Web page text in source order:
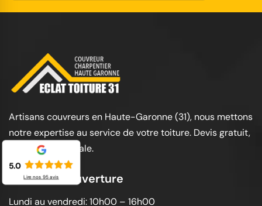
Artisans couvreurs en Haute-Garonne (31), nous mettons
notre expertise au service de votre toiture. Devis gratuit,
garantie décennale.
Horaires d'ouverture
Lundi au vendredi: 10h00 – 16h00
5.0
Lire nos 95avis